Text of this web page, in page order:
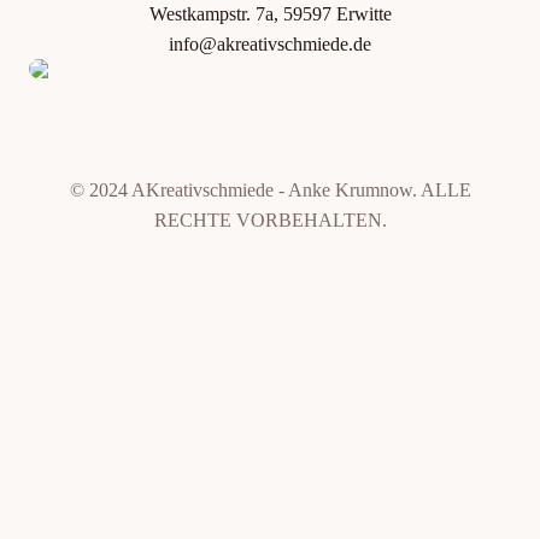
Westkampstr. 7a, 59597 Erwitte
info@akreativschmiede.de
© 2024 AKreativschmiede - Anke Krumnow. ALLE
RECHTE VORBEHALTEN.